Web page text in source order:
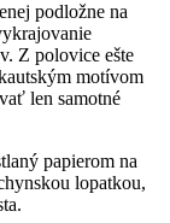
podložne na
Z polovice ešte
motívom
len samotné
papierom na
lopatkou,